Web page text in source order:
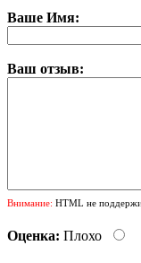
Ваше Имя:
Ваш отзыв:
Внимание: HTML не
Оценка: Плохо